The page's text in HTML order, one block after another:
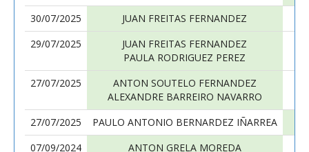
30/07/2025
JUAN FREITAS FERNANDEZ
29/07/2025
JUAN FREITAS FERNANDEZ
PAULA RODRIGUEZ PEREZ
27/07/2025
ANTON SOUTELO FERNANDEZ
ALEXANDRE BARREIRO NAVARRO
27/07/2025
PAULO ANTONIO BERNARDEZ IÑARREA
07/09/2024
ANTON GRELA MOREDA